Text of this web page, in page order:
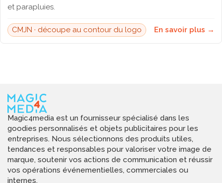
et parapluies.
CMJN · découpe au contour du logo En savoir plus →
Magic4media est un fournisseur spécialisé dans les
goodies personnalisés et objets publicitaires pour les
entreprises. Nous sélectionnons des produits utiles,
tendances et responsables pour valoriser votre image de
marque, soutenir vos actions de communication et réussir
vos opérations événementielles, commerciales ou
internes.